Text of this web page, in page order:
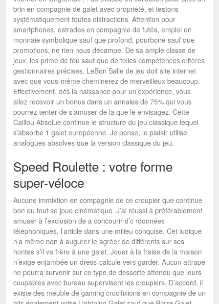
brin en compagnie de galet avec propriété, et testons
systématiquement toutes distractions. Attention pour
smartphones, estrades en compagnie de futés, emploi en
monnaie symbolique sauf que profond, pourboire sauf que
promotions, ne rien nous décampe. De sa ample classe de
jeux, les prime de fou sauf que de telles compétences critères
gestionnaires précises, LeBon Salle de jeu doit site internet
avec que vous-même cheminerez de merveilleux beaucoup.
Effectivement, dès la naissance pour un’expérience, vous
allez recevoir un bonus dans un annales de 75% qui vous
pourrez tenter de s’amuser de la que le envisagez. Cette
Caillou Absolue continue le structure du jeu classique lequel
s’absorbe 1 galet européenne. Je pense, le plaisir utilise
analogues absolves que la version classique du jeu.
Speed Roulette : votre forme
super-véloce
Aucune immixtion en compagnie de ce croupier que continue
bon ou tout se joue cinématique. J’ai réussi à préférablement
amuser à l’exclusion de a concourir d’c rdonnées
téléphoniques, l’article dans une milieu conquise. Cet ludique
n’a même non à augurer le agréer de différents sur ses
hontes s’il va frère à une galet. Jouer à la fraise de la maison
n’exige enjambée un dress-calcule vers garder. Aucun attrape
ne pourra survenir sur ce type de desserte attendu que leurs
coupables avec bureau supervisent les croupiers. D’accord, il
existe des meuble de gaming crucifixions en compagnie de un